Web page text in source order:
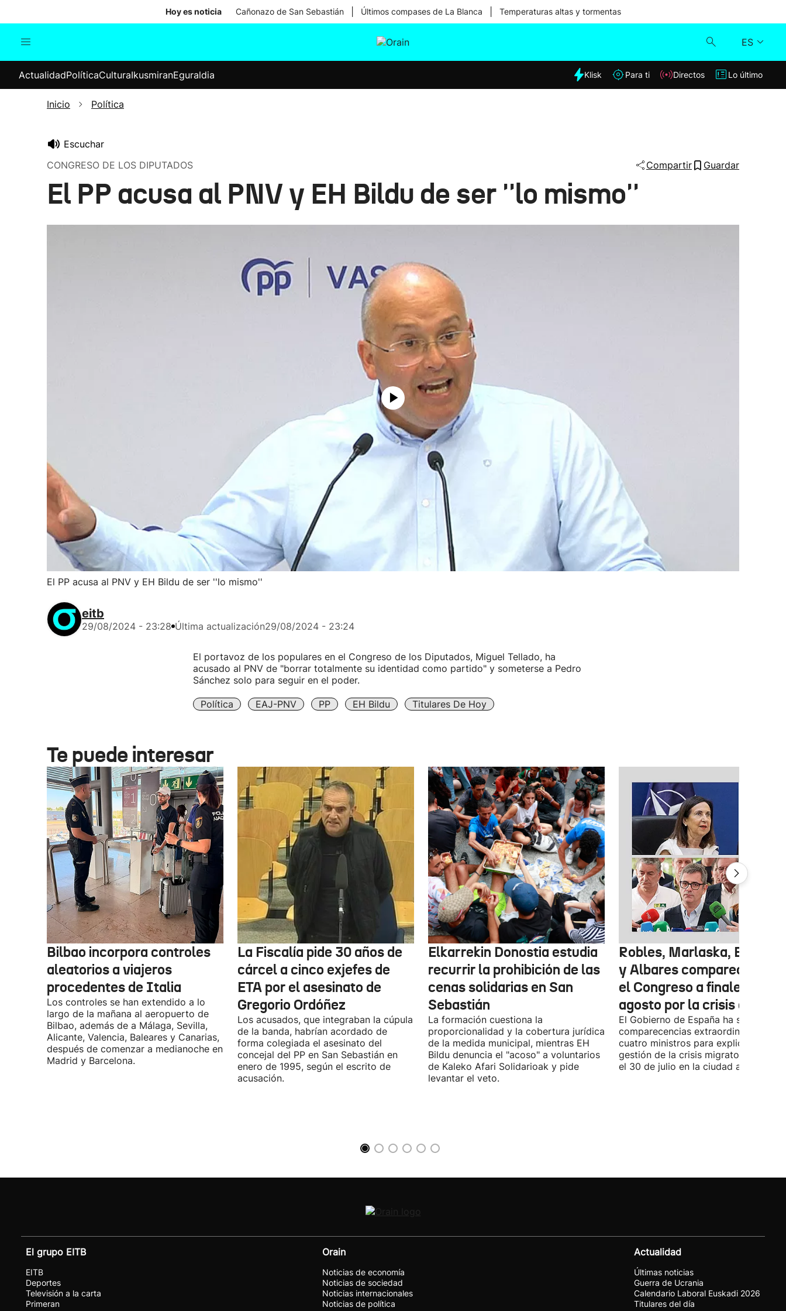
Hoy es noticia Cañonazo de San Sebastián Últimos compases de La Blanca Temperaturas altas y tormentas
ES
Internacional
Elecciones
Klisk
ActualidadPolíticaCulturaIkusmiranEguraldia Klisk Para ti Directos Lo último
Inicio Política
Escuchar
CONGRESO DE LOS DIPUTADOS
Compartir Guardar
El PP acusa al PNV y EH Bildu de ser ''lo mismo''
El PP acusa al PNV y EH Bildu de ser ''lo mismo''
eitb
29/08/2024 - 23:28 Última actualización29/08/2024 - 23:24
El portavoz de los populares en el Congreso de los Diputados, Miguel Tellado, ha
acusado al PNV de "borrar totalmente su identidad como partido" y someterse a Pedro
Sánchez solo para seguir en el poder.
Política EAJ-PNV PP EH Bildu Titulares De Hoy
Te puede interesar
Bilbao incorpora controles
aleatorios a viajeros
procedentes de Italia
Los controles se han extendido a lo
largo de la mañana al aeropuerto de
Bilbao, además de a Málaga, Sevilla,
Alicante, Valencia, Baleares y Canarias,
después de comenzar a medianoche en
Madrid y Barcelona.
La Fiscalía pide 30 años de
cárcel a cinco exjefes de
ETA por el asesinato de
Gregorio Ordóñez
Los acusados, que integraban la cúpula
de la banda, habrían acordado de
forma colegiada el asesinato del
concejal del PP en San Sebastián en
enero de 1995, según el escrito de
acusación.
Elkarrekin Donostia estudia
recurrir la prohibición de las
cenas solidarias en San
Sebastián
La formación cuestiona la
proporcionalidad y la cobertura jurídica
de la medida municipal, mientras EH
Bildu denuncia el "acoso" a voluntarios
de Kaleko Afari Solidarioak y pide
levantar el veto.
Robles, Marlaska, Bolaños
y Albares comparecerán
el Congreso a finales de
agosto por la crisis de
El Gobierno de España ha solicitado
comparecencias extraordinarias de
cuatro ministros para explicar la
gestión de la crisis migratoria
el 30 de julio en la ciudad autónoma.
El grupo EITB
EITB
Deportes
Televisión a la carta
Primeran
Orain
Noticias de economía
Noticias de sociedad
Noticias internacionales
Noticias de política
Actualidad
Últimas noticias
Guerra de Ucrania
Calendario Laboral Euskadi 2026
Titulares del día